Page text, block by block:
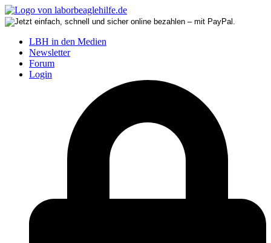
LBH in den Medien
Newsletter
Forum
Login